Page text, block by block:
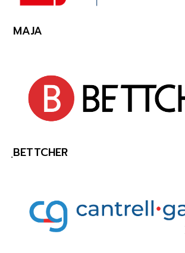
MAJA
ฺBETTCHER